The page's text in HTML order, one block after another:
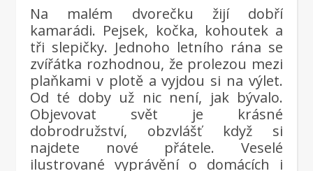
Na malém dvorečku žijí dobří
kamarádi. Pejsek, kočka, kohoutek a
tři slepičky. Jednoho letního rána se
zvířátka rozhodnou, že prolezou mezi
plaňkami v plotě a vyjdou si na výlet.
Od té doby už nic není, jak bývalo.
Objevovat svět je krásné
dobrodružství, obzvlášť když si
najdete nové přátele. Veselé
ilustrované vyprávění o domácích i